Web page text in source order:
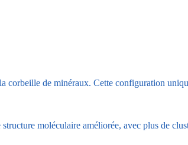
de minéraux. Cette configuration
moléculaire améliorée, avec plus de